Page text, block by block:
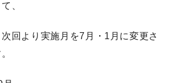
、
回より実施月を7月・1月に変更さ